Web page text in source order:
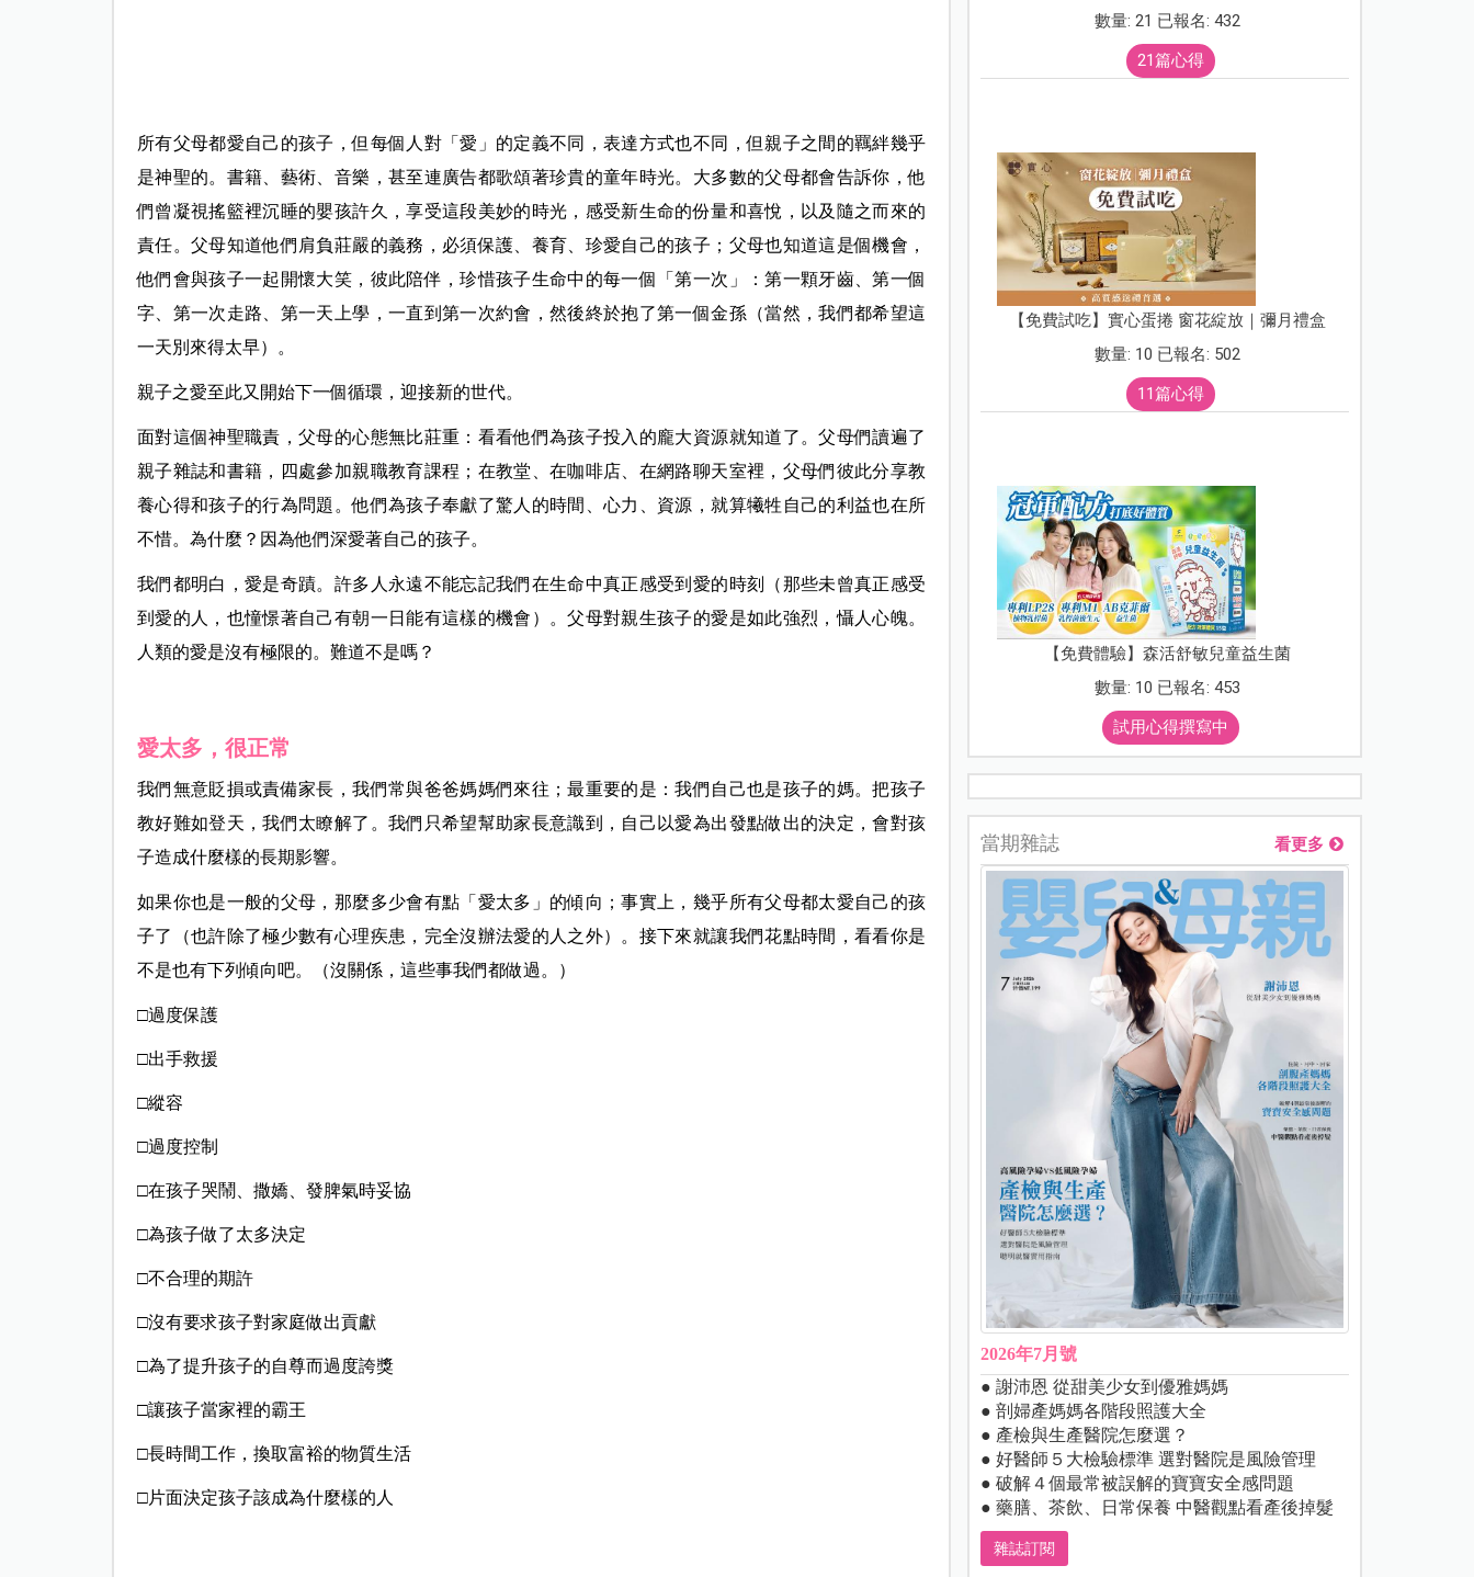
所有父母都愛自己的孩子，但每個人對「愛」的定義不同，表達方式也不同，但親子之間的羈絆幾乎
是神聖的。書籍、藝術、音樂，甚至連廣告都歌頌著珍貴的童年時光。大多數的父母都會告訴你，他
們曾凝視搖籃裡沉睡的嬰孩許久，享受這段美妙的時光，感受新生命的份量和喜悅，以及隨之而來的
責任。父母知道他們肩負莊嚴的義務，必須保護、養育、珍愛自己的孩子；父母也知道這是個機會，
他們會與孩子一起開懷大笑，彼此陪伴，珍惜孩子生命中的每一個「第一次」：第一顆牙齒、第一個
字、第一次走路、第一天上學，一直到第一次約會，然後終於抱了第一個金孫（當然，我們都希望這
一天別來得太早）。
親子之愛至此又開始下一個循環，迎接新的世代。
面對這個神聖職責，父母的心態無比莊重：看看他們為孩子投入的龐大資源就知道了。父母們讀遍了
親子雜誌和書籍，四處參加親職教育課程；在教堂、在咖啡店、在網路聊天室裡，父母們彼此分享教
養心得和孩子的行為問題。他們為孩子奉獻了驚人的時間、心力、資源，就算犧牲自己的利益也在所
不惜。為什麼？因為他們深愛著自己的孩子。
我們都明白，愛是奇蹟。許多人永遠不能忘記我們在生命中真正感受到愛的時刻（那些未曾真正感受
到愛的人，也憧憬著自己有朝一日能有這樣的機會）。父母對親生孩子的愛是如此強烈，懾人心魄。
人類的愛是沒有極限的。難道不是嗎？
愛太多，很正常
我們無意貶損或責備家長，我們常與爸爸媽媽們來往；最重要的是：我們自己也是孩子的媽。把孩子
教好難如登天，我們太瞭解了。我們只希望幫助家長意識到，自己以愛為出發點做出的決定，會對孩
子造成什麼樣的長期影響。
如果你也是一般的父母，那麼多少會有點「愛太多」的傾向；事實上，幾乎所有父母都太愛自己的孩
子了（也許除了極少數有心理疾患，完全沒辦法愛的人之外）。接下來就讓我們花點時間，看看你是
不是也有下列傾向吧。（沒關係，這些事我們都做過。）
□過度保護
□出手救援
□縱容
□過度控制
□在孩子哭鬧、撒嬌、發脾氣時妥協
□為孩子做了太多決定
□不合理的期許
□沒有要求孩子對家庭做出貢獻
□為了提升孩子的自尊而過度誇獎
□讓孩子當家裡的霸王
□長時間工作，換取富裕的物質生活
□片面決定孩子該成為什麼樣的人
數量: 21 已報名: 432
21篇心得
【免費試吃】實心蛋捲 窗花綻放｜彌月禮盒
數量: 10 已報名: 502
11篇心得
【免費體驗】森活舒敏兒童益生菌
數量: 10 已報名: 453
試用心得撰寫中
當期雜誌 看更多
2026年7月號
● 謝沛恩 從甜美少女到優雅媽媽
● 剖婦產媽媽各階段照護大全
● 產檢與生產醫院怎麼選？
● 好醫師５大檢驗標準 選對醫院是風險管理
● 破解４個最常被誤解的寶寶安全感問題
● 藥膳、茶飲、日常保養 中醫觀點看產後掉髮
雜誌訂閱